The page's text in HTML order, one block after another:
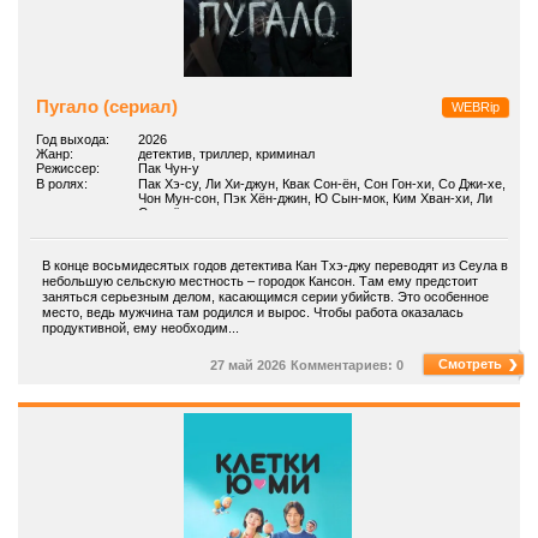
Пугало (сериал) WEBRip
Год выхода:
2026
Жанр:
детектив, триллер, криминал
Режиссер:
Пак Чун-у
В ролях:
Пак Хэ-су, Ли Хи-джун, Квак Сон-ён, Сон Гон-хи, Со Джи-хе,
Чон Мун-сон, Пэк Хён-джин, Ю Сын-мок, Ким Хван-хи, Ли
Сок-хён
В конце восьмидесятых годов детектива Кан Тхэ-джу переводят из Сеула в
небольшую сельскую местность – городок Кансон. Там ему предстоит
заняться серьезным делом, касающимся серии убийств. Это особенное
место, ведь мужчина там родился и вырос. Чтобы работа оказалась
продуктивной, ему необходим...
27 май 2026 Комментариев: 0 Смотреть